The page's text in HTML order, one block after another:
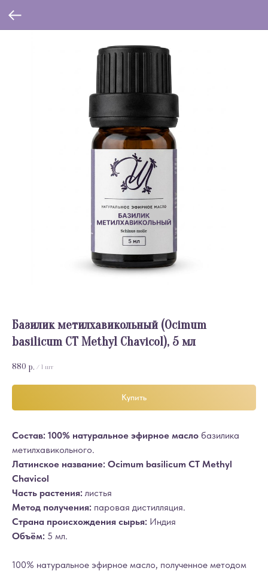
Базилик метилхавикольный (Ocimum
basilicum CT Methyl Chavicol), 5 мл
880 р. / 1 шт
Купить
Состав: 100% натуральное эфирное масло базилика
метилхавикольного.
Латинское название: Ocimum basilicum CT Methyl
Chavicol
Часть растения: листья
Метод получения: паровая дистилляция.
Страна происхождения сырья: Индия
Объём: 5 мл.
100% натуральное эфирное масло, полученное методом